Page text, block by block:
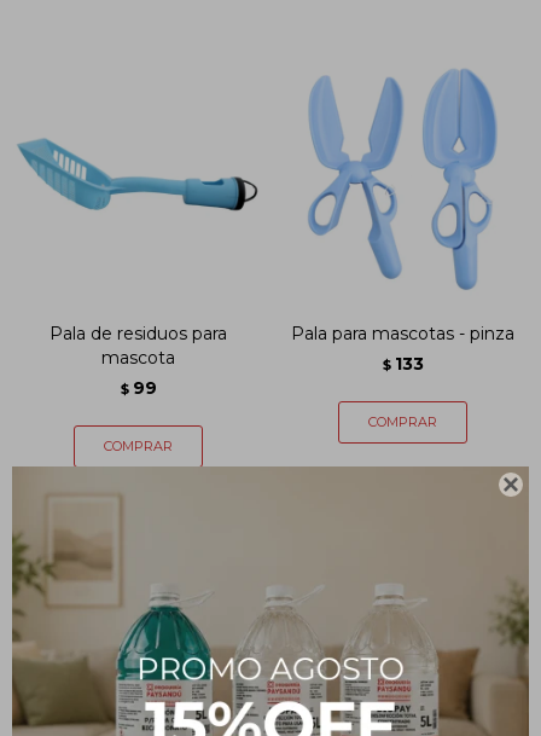

Pala de residuos para
mascota
$ 99
Pala para mascotas - pinza
$ 133